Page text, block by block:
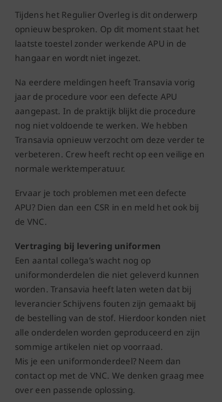
Tijdens het Regulier Overleg is dit onderwerp
opnieuw besproken. Op dit moment staat het
laatste toestel zonder werkende APU in de
hangaar en wordt niet ingezet.
Na eerdere meldingen heeft Transavia vorig
jaar de procedure voor een defecte APU
aangepast. In de praktijk blijkt die procedure
nog niet voldoende te werken. We hebben
Transavia opnieuw verzocht om deze verder te
verbeteren. Crew heeft recht op een veilige en
normale werktemperatuur.
Ervaar je toch problemen met een defecte
APU? Dien dan een CSR in en meld het ook bij
de VNC.
Vertraging bij levering uniformen
Een aantal collega’s wacht nog op
uniformonderdelen die niet geleverd kunnen
worden. Transavia heeft laten weten dat bij
leverancier Schijvens fouten zijn gemaakt bij
de bestelling van de stof. Hierdoor konden niet
alle onderdelen worden geproduceerd en zijn
sommige artikelen niet op voorraad.
Mis je een uniformonderdeel? Neem dan
contact op met de VNC. We denken graag mee
over een passende oplossing.